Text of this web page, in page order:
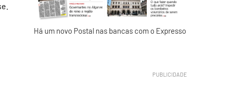
Há um novo Postal nas bancas com o Expresso